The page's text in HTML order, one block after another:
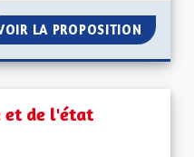
LA PROPOSITION
et de l'état